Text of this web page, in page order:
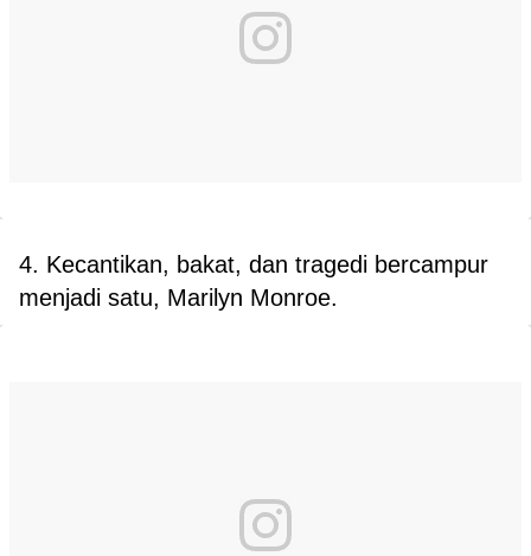
4. Kecantikan, bakat, dan tragedi bercampur
menjadi satu, Marilyn Monroe.